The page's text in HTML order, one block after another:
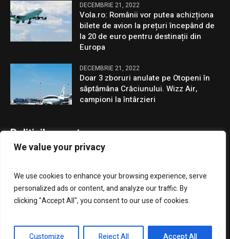
We value your privacy
We use cookies to enhance your browsing experience, serve
personalized ads or content, and analyze our traffic. By
clicking "Accept All", you consent to our use of cookies.
Customize Reject All Accept All
DECEMBRIE 21, 2022
Vola.ro: Românii vor putea achizționa
bilete de avion la prețuri începând de
la 20 de euro pentru destinații din
Europa
DECEMBRIE 21, 2022
Doar 3 zboruri anulate pe Otopeni în
săptămâna Crăciunului. Wizz Air,
campioni la întârzieri
Politicile noastre
GDPR